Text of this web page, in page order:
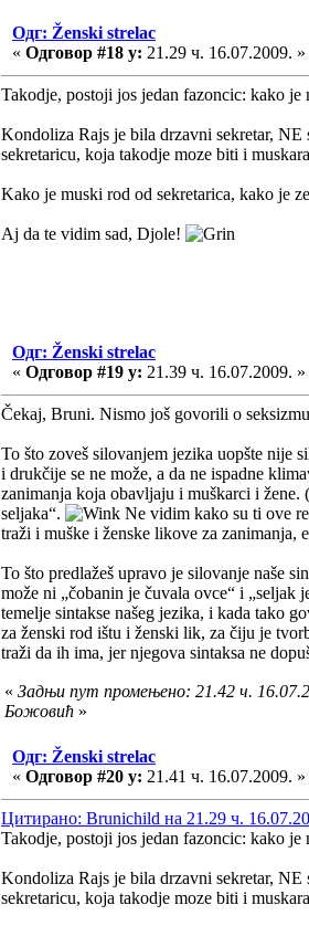
Одг: Ženski strelac
« Одговор #18 у: 21.29 ч. 16.07.2009. »
Takodje, postoji jos jedan fazoncic: kako
Kondoliza Rajs je bila drzavni sekretar,
sekretaricu, koja takodje moze biti i
Kako je muski rod od sekretarica, kako je
Aj da te vidim sad, Djole!
Одг: Ženski strelac
« Одговор #19 у: 21.39 ч. 16.07.2009. »
Čekaj, Bruni. Nismo još govorili o
To što zoveš silovanjem jezika uopšte nije
i drukčije se ne može, a da ne ispadne
zanimanja koja obavljaju i muškarci i žene.
seljaka“.
Ne vidim kako su ti ove
traži i muške i ženske likove za zanimanja,
To što predlažeš upravo je silovanje naše
može ni „čobanin je čuvala ovce“ i „seljak
temelje sintakse našeg jezika, i kada tako
za ženski rod ištu i ženski lik, za čiju je
traži da ih ima, jer njegova sintaksa ne
« Задњи пут промењено: 21.42 ч.
Божовић »
Одг: Ženski strelac
« Одговор #20 у: 21.41 ч. 16.07.2009. »
Цитирано: Brunichild на 21.29 ч.
Takodje, postoji jos jedan fazoncic: kako
Kondoliza Rajs je bila drzavni sekretar,
sekretaricu, koja takodje moze biti i